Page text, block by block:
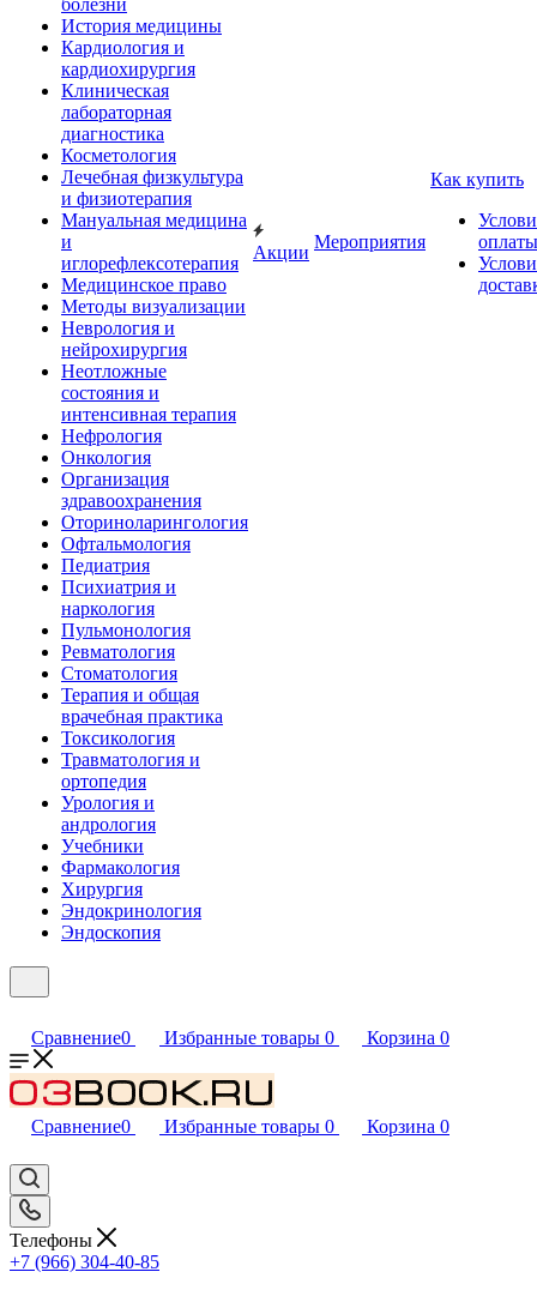
болезни
История медицины
Кардиология и
кардиохирургия
Клиническая
лабораторная
диагностика
Косметология
Лечебная физкультура
и физиотерапия
Мануальная медицина
и
иглорефлексотерапия
Медицинское право
Методы визуализации
Неврология и
нейрохирургия
Неотложные
состояния и
интенсивная терапия
Нефрология
Онкология
Организация
здравоохранения
Оториноларингология
Офтальмология
Педиатрия
Психиатрия и
наркология
Пульмонология
Ревматология
Стоматология
Терапия и общая
врачебная практика
Токсикология
Травматология и
ортопедия
Урология и
андрология
Учебники
Фармакология
Хирургия
Эндокринология
Эндоскопия
Акции
Мероприятия
Как купить
оплаты
Сравнение0 Избранные товары 0 Корзина 0
Сравнение0 Избранные товары 0 Корзина 0
Телефоны
+7 (966) 304-40-85